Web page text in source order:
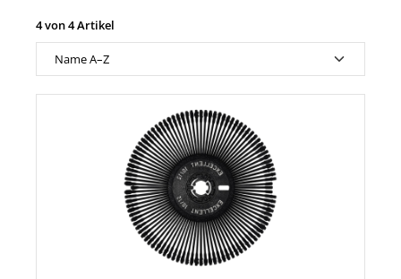
4 von 4 Artikel